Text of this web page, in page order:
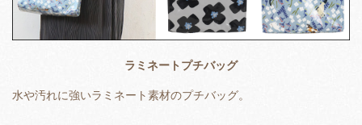
ラミネートプチバッグ
水や汚れに強いラミネート素材のプチバッグ。